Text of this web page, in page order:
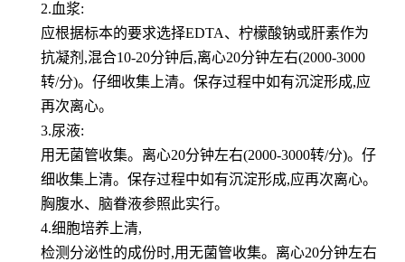
2.血浆:
应根据标本的要求选择EDTA、柠檬酸钠或肝素作为
抗凝剂,混合10-20分钟后,离心20分钟左右(2000-3000
转/分)。仔细收集上清。保存过程中如有沉淀形成,应
再次离心。
3.尿液:
用无菌管收集。离心20分钟左右(2000-3000转/分)。仔
细收集上清。保存过程中如有沉淀形成,应再次离心。
胸腹水、脑眷液参照此实行。
4.细胞培养上清,
检测分泌性的成份时,用无菌管收集。离心20分钟左右